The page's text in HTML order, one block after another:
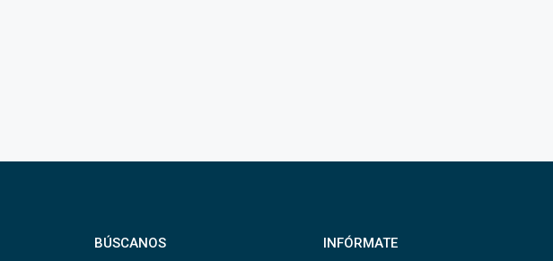
BÚSCANOS INFÓRMATE